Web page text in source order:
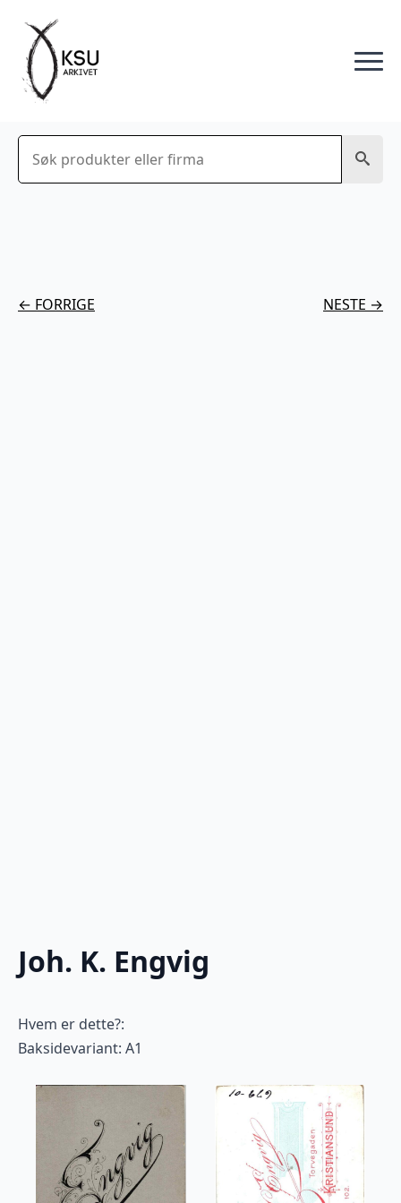
Søk
← FORRIGE NESTE →
Joh. K. Engvig
Hvem er dette?:
Baksidevariant: A1